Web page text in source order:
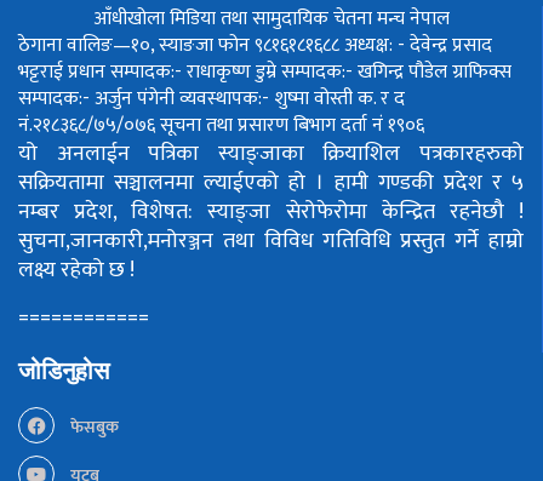
आँधीखोला मिडिया तथा सामुदायिक चेतना मन्च नेपाल
ठेगाना वालिङ—१०, स्याङजा फोन ९८१६१८१६८८अध्यक्ष: - देवेन्द्र प्रसाद
भट्टराईप्रधान सम्पादक:- राधाकृष्ण डुम्रेसम्पादक:- खगिन्द्र पौडेलग्राफिक्स
सम्पादक:- अर्जुन पंगेनीव्यवस्थापक:- शुष्मा वोस्तीक. र द
नं.२१८३६८/७५/०७६सूचना तथा प्रसारण बिभाग दर्ता नं १९०६
यो अनलाईन पत्रिका स्याङ्जाका क्रियाशिल पत्रकारहरुको
सक्रियतामा सञ्चालनमा ल्याईएको हो । हामी गण्डकी प्रदेश र ५
नम्बर प्रदेश, विशेषत: स्याङ्जा सेरोफेरोमा केन्द्रित रहनेछौ !
सुचना,जानकारी,मनोरञ्जन तथा विविध गतिविधि प्रस्तुत गर्ने हाम्रो
लक्ष्य रहेको छ !
============
जोडिनुहोस
फेसबुक